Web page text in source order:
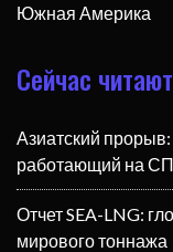
Южная Америка
Сейчас читают
Азиатский
работающий на
Отчет SEA-LNG:
мирового тоннажа